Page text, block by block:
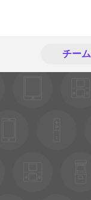
チーム